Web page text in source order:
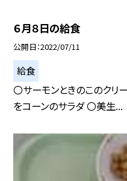
６月８日の給食
公開日 2022/07/11
給食
〇サーモンときのこのクリ
をコーンのサラダ 〇美生...